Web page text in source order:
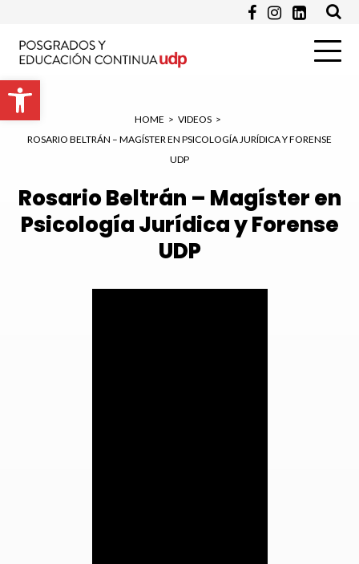
Abrir barra de herramientas
Apellido *
Programa de Interés *
Pregunta
HOME > VIDEOS >
ROSARIO BELTRÁN – MAGÍSTER EN PSICOLOGÍA JURÍDICA Y FORENSE
UDP
Rosario Beltrán – Magíster en
Psicología Jurídica y Forense
UDP